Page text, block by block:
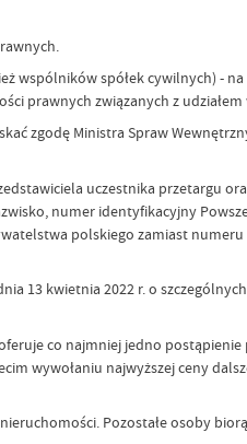
wspólników spółek cywilnych) -
prawnych związanych z
zgodę Ministra Spraw
uczestnika przetargu
numer identyfikacyjny
polskiego zamiast
13 kwietnia 2022 r. o
co najmniej jedno postąpienie
wywołaniu najwyższej ceny
Pozostałe osoby